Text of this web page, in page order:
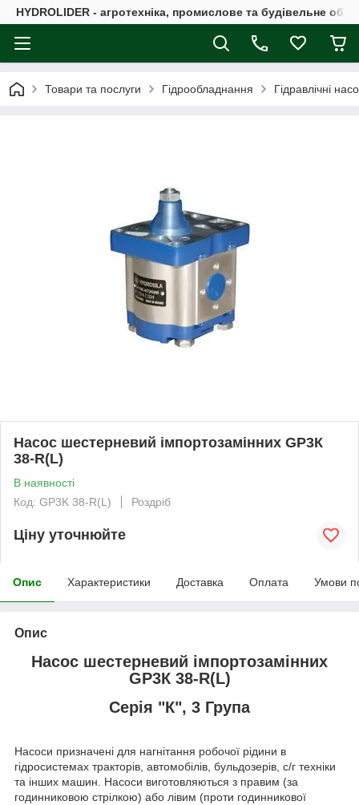
HYDROLIDER - агротехніка, промислове та будівельне
Товари та послуги Гідрообладнання Гідравлічні
Насос шестерневий імпортозамінних GP3К
38-R(L)
В наявності
Код: GP3K 38-R(L)
Роздріб
Ціну уточнюйте
Опис Характеристики Доставка Оплата Умови
Опис
Насос шестерневий імпортозамінних
GP3К 38-R(L)
Серія "К", 3 Група
Насоси призначені для нагнітання робочої рідини в
гідросистемах тракторів, автомобілів, бульдозерів, с/г техніки
та інших машин. Насоси виготовляються з правим (за
годинниковою стрілкою) або лівим (проти годинникової